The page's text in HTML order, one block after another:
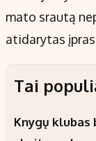
mato srautą
atidarytas
Tai
Knygų klubas